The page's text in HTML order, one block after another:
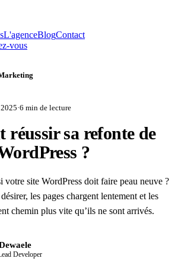
L'agenceBlogContact
vous
·6 min de lecture
réussir sa refonte de
?
votre site WordPress doit faire peau neuve ?
les pages chargent lentement et les
chemin plus vite qu’ils ne sont arrivés.
Developer